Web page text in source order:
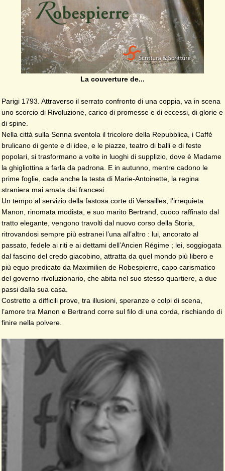
La couverture de...
Parigi 1793. Attraverso il serrato confronto di una coppia, va in scena
uno scorcio di Rivoluzione, carico di promesse e di eccessi, di glorie e
di spine.
Nella città sulla Senna sventola il tricolore della Repubblica, i Caffè
brulicano di gente e di idee, e le piazze, teatro di balli e di feste
popolari, si trasformano a volte in luoghi di supplizio, dove è Madame
la ghigliottina a farla da padrona. E in autunno, mentre cadono le
prime foglie, cade anche la testa di Marie-Antoinette, la regina
straniera mai amata dai francesi.
Un tempo al servizio della fastosa corte di Versailles, l’irrequieta
Manon, rinomata modista, e suo marito Bertrand, cuoco raffinato dal
tratto elegante, vengono travolti dal nuovo corso della Storia,
ritrovandosi sempre più estranei l’una all’altro : lui, ancorato al
passato, fedele ai riti e ai dettami dell’Ancien Régime ; lei, soggiogata
dal fascino del credo giacobino, attratta da quel mondo più libero e
più equo predicato da Maximilien de Robespierre, capo carismatico
del governo rivoluzionario, che abita nel suo stesso quartiere, a due
passi dalla sua casa.
Costretto a difficili prove, tra illusioni, speranze e colpi di scena,
l’amore tra Manon e Bertrand corre sul filo di una corda, rischiando di
finire nella polvere.